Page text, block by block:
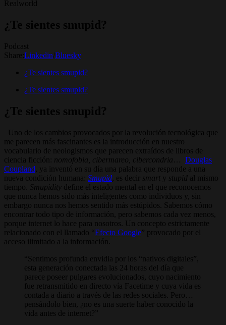
Realworld
¿Te sientes smupid?
Podcast
Share: Linkedin Bluesky
¿Te sientes smupid?
¿Te sientes smupid?
¿Te sientes smupid?
Uno de los cambios provocados por la revolución tecnológica que
me parecen más fascinantes es la introducción en nuestro
vocabulario de neologismos que parecen extraídos de libros de
ciencia ficción: nomofobia, cibermareo, cibercondria… Douglas
Coupland , ya inventó en su día una palabra que responde a una
nueva condición humana: Smupid , es decir smart y stupid al mismo
tiempo.
Smupidity define el estado mental en el que reconocemos
que nunca hemos sido más inteligentes como individuos y, sin
embargo nunca nos hemos sentido más estúpidos. Sabemos cómo
encontrar todo tipo de información, pero sabemos cada vez menos,
porque internet lo hace para nosotros. Un concepto estrictamente
relacionado con el llamado “ Efecto Google” provocado por el
acceso ilimitado a la información.
Sentimos profunda envidia por los “nativos digitales”,
esta generación conectada las 24 horas del día que
parece poseer pulgares evolucionados, cuyo nacimiento
fue retransmitido en directo vía Facetime y cuya vida es
contada a diario a través de las redes sociales. Pero…
pensándolo bien, ¿no es una suerte haber conocido la
vida antes de internet?